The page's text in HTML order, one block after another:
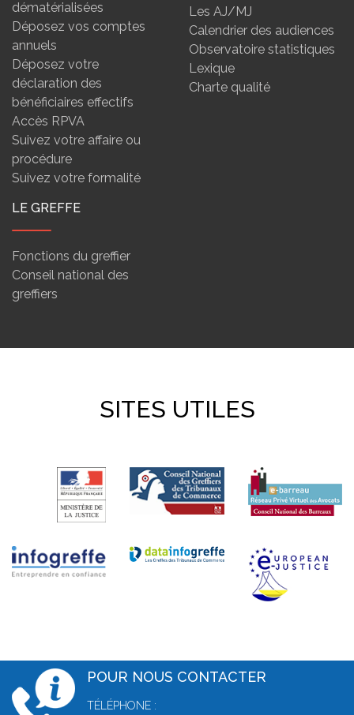
dématérialisées
Déposez vos comptes
annuels
Déposez votre
déclaration des
bénéficiaires effectifs
Accès RPVA
Suivez votre affaire ou
procédure
Suivez votre formalité
Les AJ/MJ
Calendrier des audiences
Observatoire statistiques
Lexique
Charte qualité
LE GREFFE
Fonctions du greffier
Conseil national des
greffiers
SITES UTILES
POUR NOUS CONTACTER
TÉLÉPHONE :